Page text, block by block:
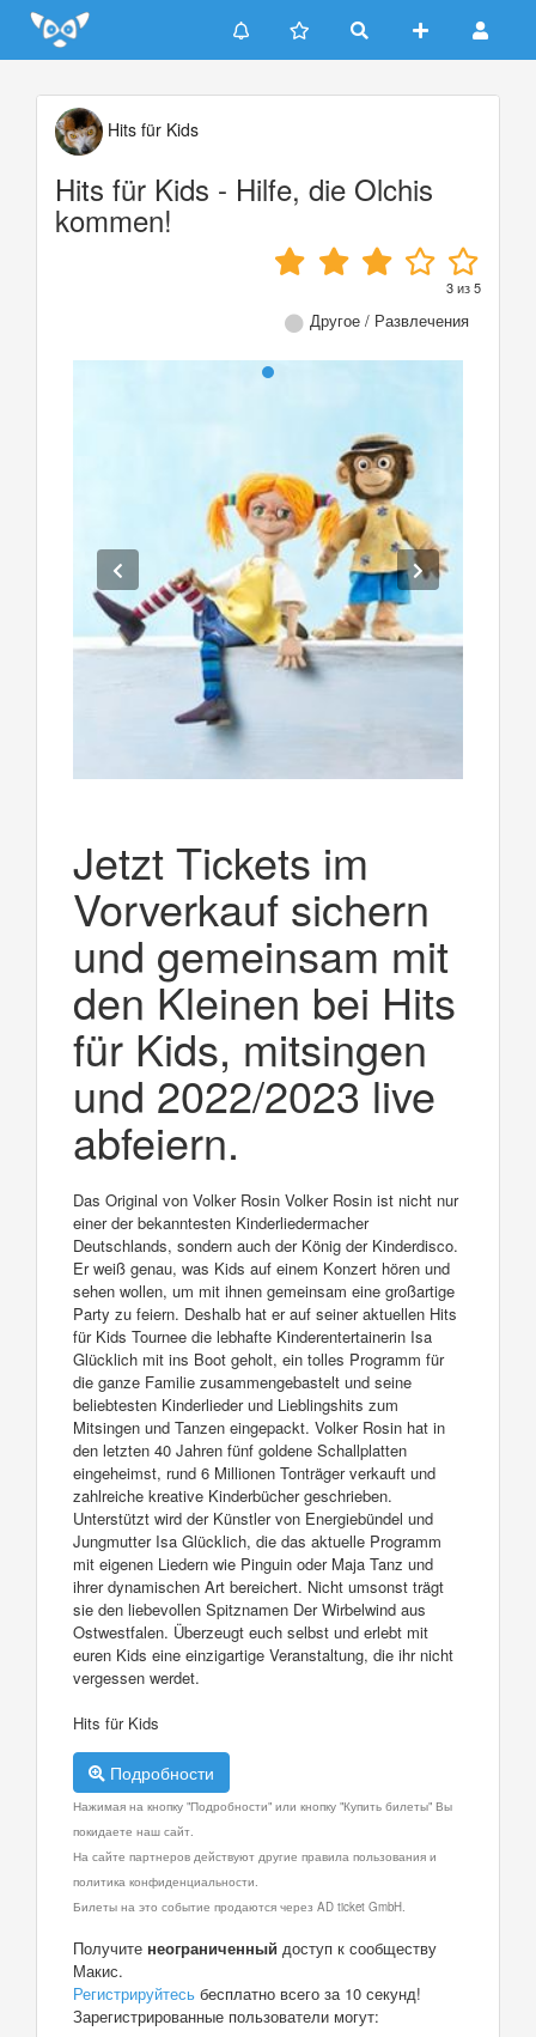
Update cookies preferences
Hits für Kids
Hits für Kids - Hilfe, die Olchis
kommen!
3из5
Другое / Развлечения
Jetzt Tickets im
Vorverkauf sichern
und gemeinsam mit
den Kleinen bei Hits
für Kids, mitsingen
und 2022/2023 live
abfeiern.
Das Original von Volker Rosin Volker Rosin ist nicht nur
einer der bekanntesten Kinderliedermacher
Deutschlands, sondern auch der König der Kinderdisco.
Er weiß genau, was Kids auf einem Konzert hören und
sehen wollen, um mit ihnen gemeinsam eine großartige
Party zu feiern. Deshalb hat er auf seiner aktuellen Hits
für Kids Tournee die lebhafte Kinderentertainerin Isa
Glücklich mit ins Boot geholt, ein tolles Programm für
die ganze Familie zusammengebastelt und seine
beliebtesten Kinderlieder und Lieblingshits zum
Mitsingen und Tanzen eingepackt. Volker Rosin hat in
den letzten 40 Jahren fünf goldene Schallplatten
eingeheimst, rund 6 Millionen Tonträger verkauft und
zahlreiche kreative Kinderbücher geschrieben.
Unterstützt wird der Künstler von Energiebündel und
Jungmutter Isa Glücklich, die das aktuelle Programm
mit eigenen Liedern wie Pinguin oder Maja Tanz und
ihrer dynamischen Art bereichert. Nicht umsonst trägt
sie den liebevollen Spitznamen Der Wirbelwind aus
Ostwestfalen. Überzeugt euch selbst und erlebt mit
euren Kids eine einzigartige Veranstaltung, die ihr nicht
vergessen werdet.
Hits für Kids
Подробности
Нажимая на кнопку "Подробности" или кнопку "Купить билеты" Вы
покидаете наш сайт.
На сайте партнеров действуют другие правила пользования и
политика конфиденциальности.
Билеты на это событие продаются через AD ticket GmbH.
Получите неограниченный доступ к сообществу
Макис.
Регистрируйтесь бесплатно всего за 10 секунд!
Зарегистрированные пользователи могут: